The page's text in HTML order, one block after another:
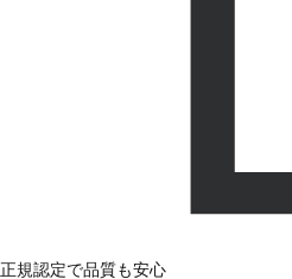
正規認定で品質も安心